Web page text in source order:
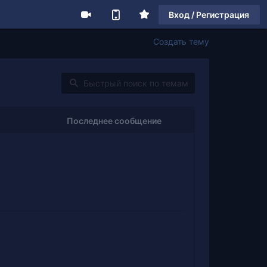
Вход / Регистрация
Создать тему
Последнее сообщение